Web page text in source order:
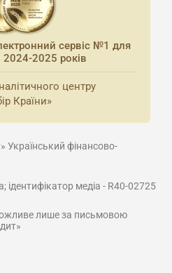
сервіс №1 для
2024-2025 років
центру
Країни»
Український фінансово-
ідентифікатор медіа - R40-02725
лише за письмовою